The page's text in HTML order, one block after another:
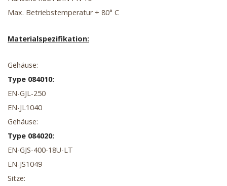
Max. Betriebstemperatur + 80° C
Materialspezifikation:
Gehäuse:
Type 084010:
EN-GJL-250
EN-JL1040
Gehäuse:
Type 084020:
EN-GJS-400-18U-LT
EN-JS1049
Sitze: